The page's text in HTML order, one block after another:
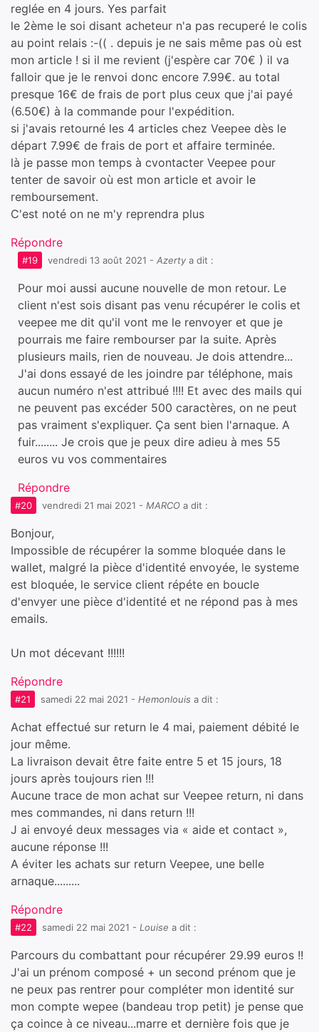
reglée en 4 jours. Yes parfait
le 2ème le soi disant acheteur n'a pas recuperé le colis
au point relais :-(( . depuis je ne sais même pas où est
mon article ! si il me revient (j'espère car 70€ ) il va
falloir que je le renvoi donc encore 7.99€. au total
presque 16€ de frais de port plus ceux que j'ai payé
(6.50€) à la commande pour l'expédition.
si j'avais retourné les 4 articles chez Veepee dès le
départ 7.99€ de frais de port et affaire terminée.
là je passe mon temps à cvontacter Veepee pour
tenter de savoir où est mon article et avoir le
remboursement.
C'est noté on ne m'y reprendra plus
Répondre
#19 vendredi 13 août 2021 - Azerty a dit :
Pour moi aussi aucune nouvelle de mon retour. Le
client n'est sois disant pas venu récupérer le colis et
veepee me dit qu'il vont me le renvoyer et que je
pourrais me faire rembourser par la suite. Après
plusieurs mails, rien de nouveau. Je dois attendre...
J'ai dons essayé de les joindre par téléphone, mais
aucun numéro n'est attribué !!!! Et avec des mails qui
ne peuvent pas excéder 500 caractères, on ne peut
pas vraiment s'expliquer. Ça sent bien l'arnaque. A
fuir........ Je crois que je peux dire adieu à mes 55
euros vu vos commentaires
Répondre
#20 vendredi 21 mai 2021 - MARCO a dit :
Bonjour,
Impossible de récupérer la somme bloquée dans le
wallet, malgré la pièce d'identité envoyée, le systeme
est bloquée, le service client répéte en boucle
d'envyer une pièce d'identité et ne répond pas à mes
emails.
Un mot décevant !!!!!!
Répondre
#21 samedi 22 mai 2021 - Hemonlouis a dit :
Achat effectué sur return le 4 mai, paiement débité le
jour même.
La livraison devait être faite entre 5 et 15 jours, 18
jours après toujours rien !!!
Aucune trace de mon achat sur Veepee return, ni dans
mes commandes, ni dans return !!!
J ai envoyé deux messages via « aide et contact »,
aucune réponse !!!
A éviter les achats sur return Veepee, une belle
arnaque.........
Répondre
#22 samedi 22 mai 2021 - Louise a dit :
Parcours du combattant pour récupérer 29.99 euros !!
J'ai un prénom composé + un second prénom que je
ne peux pas rentrer pour compléter mon identité sur
mon compte wepee (bandeau trop petit) je pense que
ça coince à ce niveau...marre et dernière fois que je